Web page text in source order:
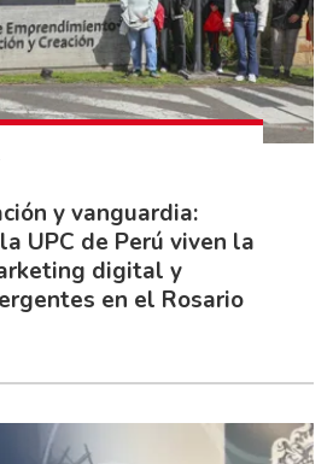
y vanguardia:
UPC de Perú viven la
digital y
en el Rosario